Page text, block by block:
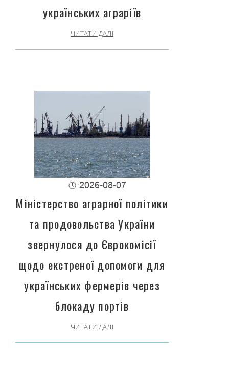
українських аграріїв
ЧИТАТИ ДАЛІ
2026-08-07
Міністерство аграрної політики
та продовольства України
звернулося до Єврокомісії
щодо екстреної допомоги для
українських фермерів через
блокаду портів
ЧИТАТИ ДАЛІ